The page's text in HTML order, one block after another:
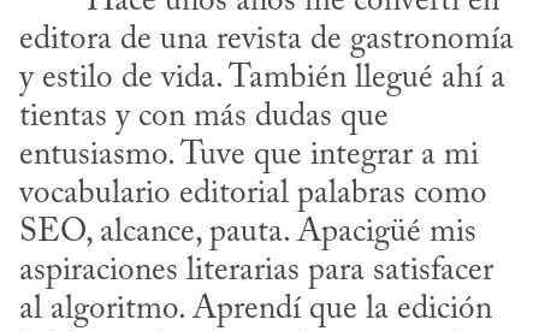
editora de una revista de gastronomía
y estilo de vida. También llegué ahí a
tientas y con más dudas que
entusiasmo. Tuve que integrar a mi
vocabulario editorial palabras como
SEO, alcance, pauta. Apacigüé mis
aspiraciones literarias para satisfacer
al algoritmo. Aprendí que la edición